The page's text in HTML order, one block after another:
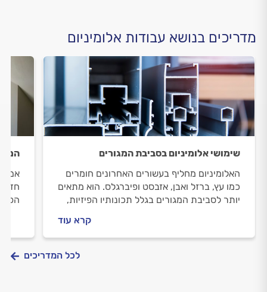
מדריכים בנושא עבודות אלומיניום
שימושי אלומיניום בסביבת המגורים
האלומיניום מחליף בעשורים האחרונים חומרים
כמו עץ, ברזל ואבן, אזבסט ופיברגלס. הוא מתאים
יותר לסביבת המגורים בגלל תכונותיו הפיזיות,
קרא עוד
אם
לכל המדריכים